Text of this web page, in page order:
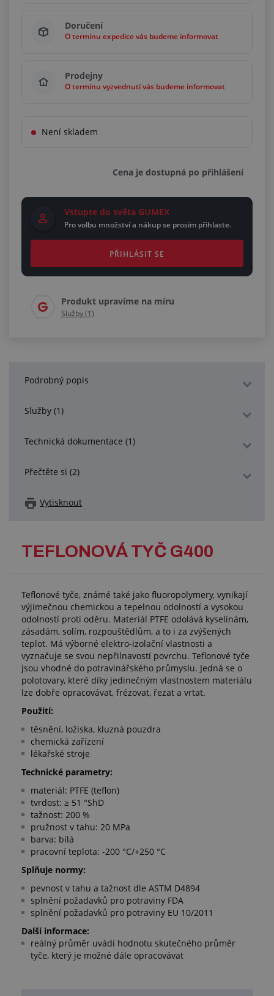
1,00 ks
Násobky 1,00 ks
Doručení
O termínu expedice vás budeme informovat
Prodejny
O termínu vyzvednutí vás budeme informovat
Není skladem
Cena je dostupná po přihlášení
Vstupte do světa GUMEX
Pro volbu množství a nákup se prosím přihlaste.
PŘIHLÁSIT SE
Produkt upravíme na míru
Služby (1)
Podrobný popis
Služby (1)
Technická dokumentace (1)
Přečtěte si (2)
Vytisknout
TEFLONOVÁ TYČ G400
Teflonové tyče, známé také jako fluoropolymery, vynikají
výjimečnou chemickou a tepelnou odolností a vysokou
odolností proti oděru. Materiál PTFE odolává kyselinám,
zásadám, solím, rozpouštědlům, a to i za zvýšených
teplot. Má výborné elektro-izolační vlastnosti a
vyznačuje se svou nepřilnavostí povrchu. Teflonové tyče
jsou vhodné do potravinářského průmyslu. Jedná se o
polotovary, které díky jedinečným vlastnostem materiálu
lze dobře opracovávat, frézovat, řezat a vrtat.
Použití:
těsnění, ložiska, kluzná pouzdra
chemická zařízení
lékařské stroje
Technické parametry:
materiál: PTFE (teflon)
tvrdost: ≥ 51 °ShD
tažnost: 200 %
pružnost v tahu: 20 MPa
barva: bílá
pracovní teplota: -200 °C/+250 °C
Splňuje normy:
pevnost v tahu a tažnost dle ASTM D4894
splnění požadavků pro potraviny FDA
splnění požadavků pro potraviny EU 10/2011
Další informace:
reálný průměr uvádí hodnotu skutečného průměr
tyče, který je možné dále opracovávat